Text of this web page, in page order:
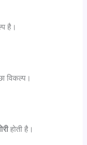
है।
विकल्प।
होती है।